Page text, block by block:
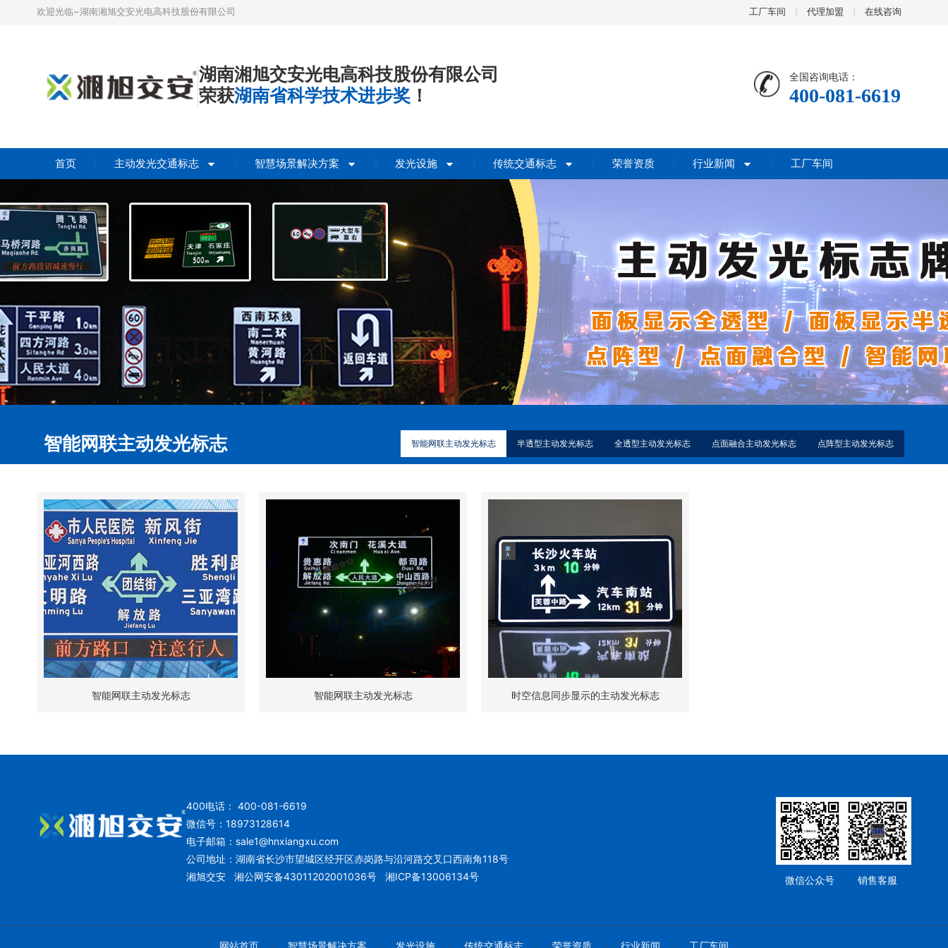
欢迎光临~湖南湘旭交安光电高科技股份有限公司 工厂车间 代理加盟 在线咨询
湖南湘旭交安光电高科技股份有限公司
荣获湖南省科学技术进步奖 ！
全国咨询电话：
400-081-6619
首页 主动发光交通标志 智慧场景解决方案 发光设施 传统交通标志 荣誉资质 行业新闻 工厂车间
智能网联主动发光标志 智能网联主动发光标志 半透型主动发光标志 全透型主动发光标志 点面融合主动发光标志 点阵型主动发光标志
智能网联主动发光标志 智能网联主动发光标志 时空信息同步显示的主动发光标志
400电话： 400-081-6619
微信号：18973128614
电子邮箱： sale1@hnxiangxu.com
公司地址：湖南省长沙市望城区经开区赤岗路与沿河路交叉口西南角118号
湘旭交安 湘公网安备43011202001036号 湘ICP备13006134号 微信公众号 销售客服
网站首页 智慧场景解决方案 发光设施 传统交通标志 荣誉资质 行业新闻 工厂车间